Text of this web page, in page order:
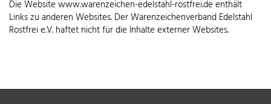
Die Website www.warenzeichen-edelstahl-rostfrei.de enthält
Links zu anderen Websites. Der Warenzeichenverband Edelstahl
Rostfrei e.V. haftet nicht für die Inhalte externer Websites.